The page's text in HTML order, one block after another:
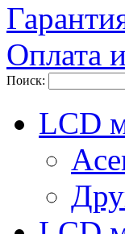
Оплата
Поиск:
LCD